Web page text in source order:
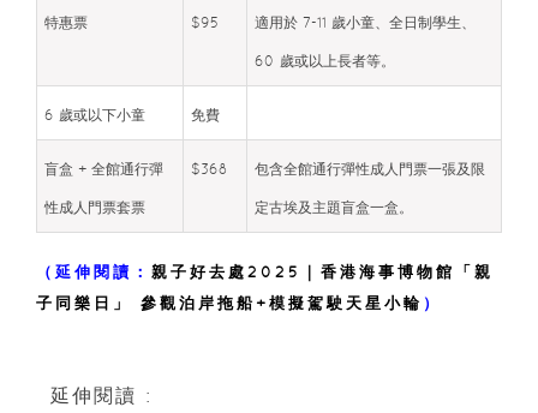
特惠票 $95 適用於 7-11 歲小童、全日制學生、
60 歲或以上長者等。
6 歲或以下小童 免費
盲盒 + 全館通行彈
性成人門票套票
$368 包含全館通行彈性成人門票一張及限
定古埃及主題盲盒一盒。
（延伸閱讀： 親子好去處2025｜香港海事博物館「親
子同樂日」 參觀泊岸拖船+模擬駕駛天星小輪 ）
延伸閱讀 :